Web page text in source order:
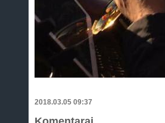
2018.03.05 09:37